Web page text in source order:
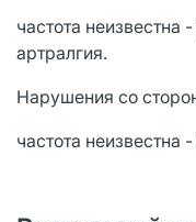
частота
артралгия.
Нарушения со
частота неизвестна